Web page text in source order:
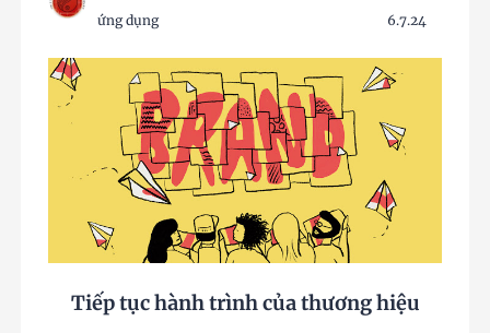
ứng dụng
6.7.24
Tiếp tục hành trình của thương hiệu